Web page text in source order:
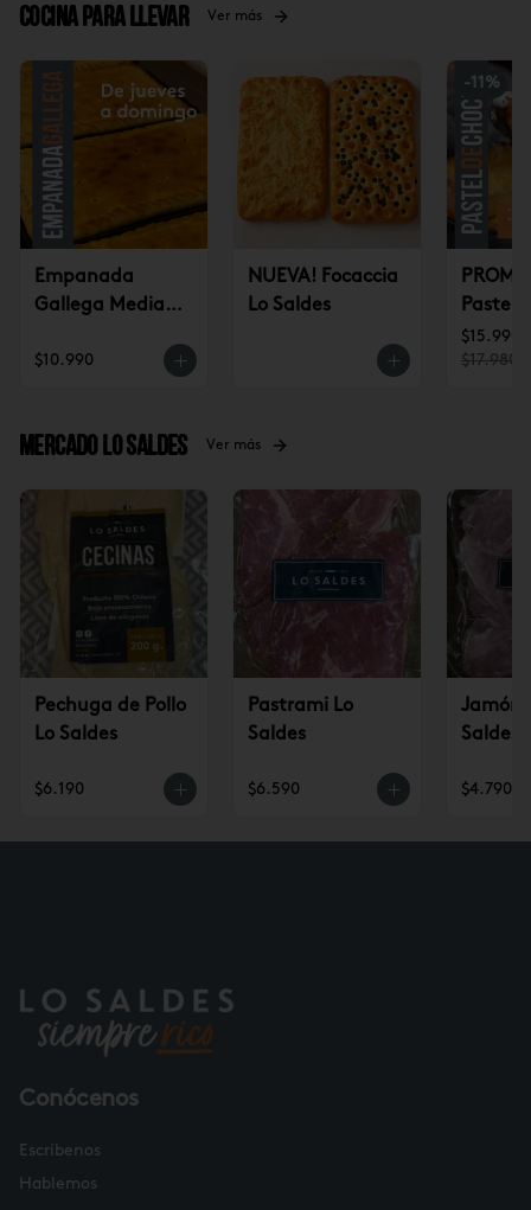
Cocina para llevar Ver más
Empanada
Gallega Mediana
domingo)
$10.990
NUEVA! Focaccia
Lo Saldes
-11 %
Pastel
(2u)
$15.990
$17.980
Mercado Lo Saldes Ver más
Pechuga de Pollo
Lo Saldes
$6.190
Pastrami Lo
Saldes
$6.590
Jamón
Saldes
$4.790
Conócenos
Escríbenos
Hablemos